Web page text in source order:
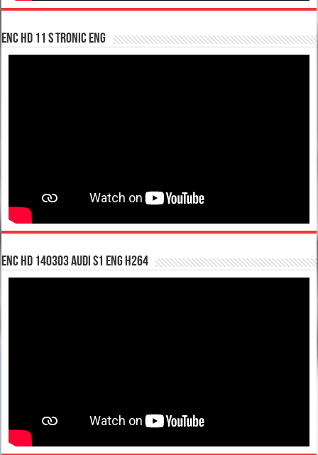
enc hd 11 S tronic ENG
enc hd 140303 Audi S1 ENG H264